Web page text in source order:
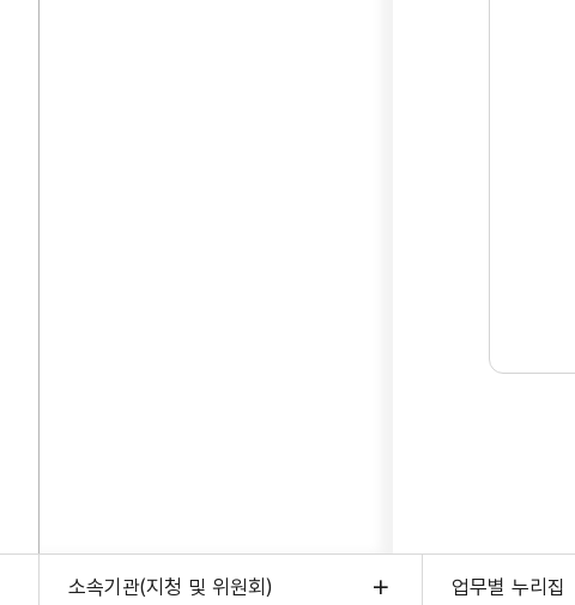
소속기관(지청 및 위원회) 업무별 누리집